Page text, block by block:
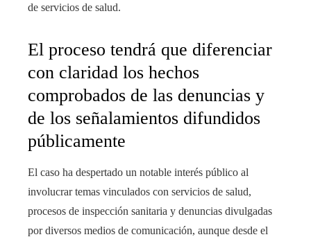
de servicios de salud.
El proceso tendrá que diferenciar
con claridad los hechos
comprobados de las denuncias y
de los señalamientos difundidos
públicamente
El caso ha despertado un notable interés público al
involucrar temas vinculados con servicios de salud,
procesos de inspección sanitaria y denuncias divulgadas
por diversos medios de comunicación, aunque desde el